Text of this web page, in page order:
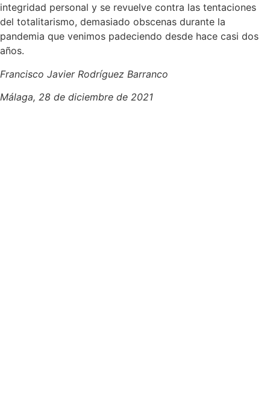
integridad personal y se revuelve contra las tentaciones
del totalitarismo, demasiado obscenas durante la
pandemia que venimos padeciendo desde hace casi dos
años.
Francisco Javier Rodríguez Barranco
Málaga, 28 de diciembre de 2021